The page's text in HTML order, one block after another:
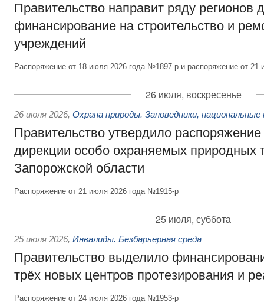
Правительство направит ряду регионов
финансирование на строительство и
учреждений
Распоряжение от 18 июля 2026 года №1897-р и распоряжение от
26 июля, воскресенье
26 июля 2026, Охрана природы. Заповедники, национальные
Правительство утвердило
дирекции особо охраняемых природных
Запорожской области
Распоряжение от 21 июля 2026 года №1915-р
25 июля, суббота
25 июля 2026, Инвалиды. Безбарьерная среда
Правительство выделило
трёх новых центров протезирования и
Распоряжение от 24 июля 2026 года №1953-р